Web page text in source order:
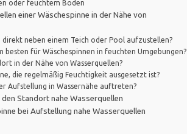
oder feuchtem Boden
einer Wäschespinne in der Nähe von
direkt neben einem Teich oder Pool aufzustellen?
besten für Wäschespinnen in feuchten Umgebungen?
in der Nähe von Wasserquellen?
die regelmäßig Feuchtigkeit ausgesetzt ist?
Aufstellung in Wassernähe auftreten?
Standort nahe Wasserquellen
bei Aufstellung nahe Wasserquellen